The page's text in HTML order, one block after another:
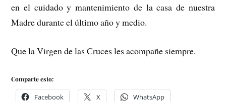
en el cuidado y mantenimiento de la casa de nuestra
Madre durante el último año y medio.
Que la Virgen de las Cruces les acompañe siempre.
Comparte esto:
Facebook X WhatsApp